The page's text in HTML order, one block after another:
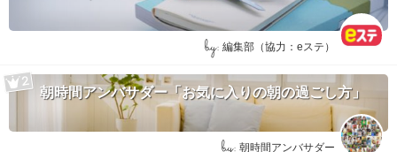
by: 編集部（協力：eステ）
朝時間アンバサダー「お気に入りの朝の過ごし方」
朝時間アンバサダー